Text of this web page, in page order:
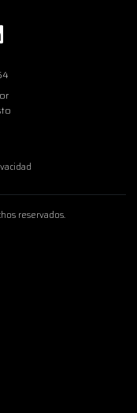
reservados.